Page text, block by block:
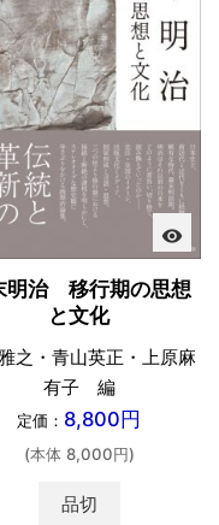
visibility
明治 移行期の思想
と文化
之・青山英正・上原麻
有子 編
定価： 8,800円
(本体 8,000円)
品切